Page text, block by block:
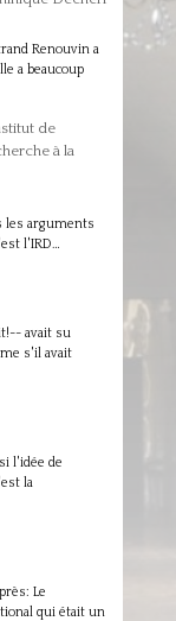
Renouvin a
a beaucoup
de
à la
les arguments
l'IRD…
avait su
s'il avait
l'idée de
la
Le
qui était un